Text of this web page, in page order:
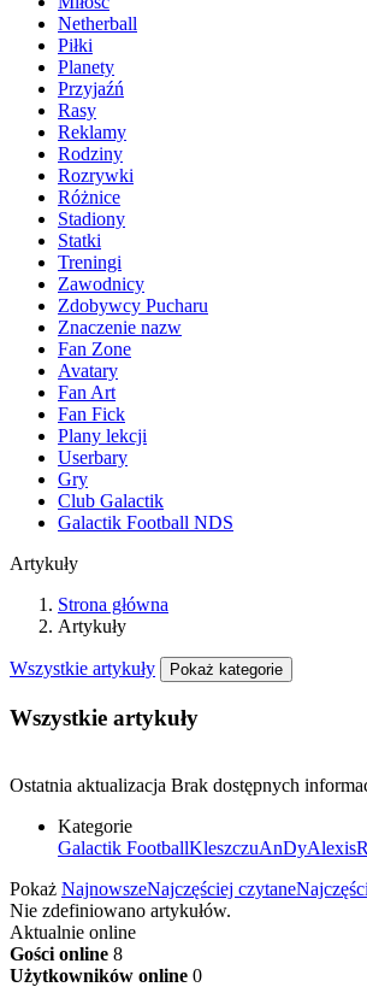
Netherball
Piłki
Planety
Przyjaźń
Rasy
Reklamy
Rodziny
Rozrywki
Różnice
Stadiony
Statki
Treningi
Zawodnicy
Zdobywcy Pucharu
Znaczenie nazw
Fan Zone
Avatary
Fan Art
Fan Fick
Plany lekcji
Userbary
Gry
Club Galactik
Galactik Football NDS
Artykuły
Strona główna
Artykuły
Wszystkie artykuły Pokaż kategorie
Wszystkie artykuły
Ostatnia aktualizacja Brak dostępnych
Kategorie
Galactik FootballKleszczuAnDyAlexis
Pokaż NajnowszeNajczęściej czytane
Nie zdefiniowano artykułów.
Aktualnie online
Gości online 8
Użytkowników online 0